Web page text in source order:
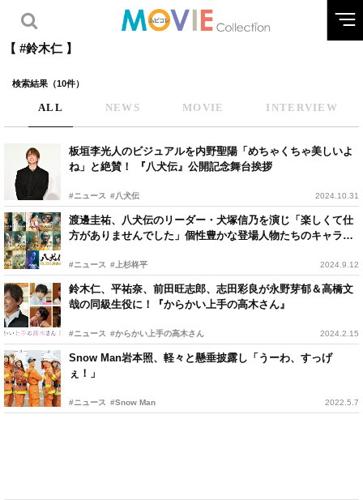
【 #鈴木仁 】
検索結果（10件）
ALL NEWS MOVIE INTERVIEW
板垣李光人のビジュアルを内野聖陽「めちゃくちゃ美しいよ
ね」と絶賛！ 『八犬伝』公開記念舞台挨拶
#ニュース #八犬伝 2024.10.31
渡邊圭祐、八犬伝のリーダー・犬塚信乃を演じ「楽しくて仕
方がありませんでした」個性豊かな登場人物たちのキャラク
#ニュース #上杉柊平 2024.9.12
鈴木仁、平祐奈、前田旺志郎、志田彩良が永野芽郁＆高橋文
哉の同級生役に！『からかい上手の高木さん』
#ニュース #からかい上手の高木さん 2024.2.15
Snow Man岩本照、軽々と懸垂披露し「うーわ、すっげ
ぇ！」
#ニュース #Snow Man 2022.5.7